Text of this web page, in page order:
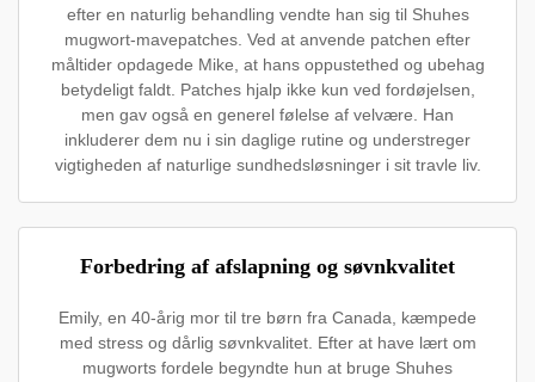
efter en naturlig behandling vendte han sig til Shuhes
mugwort-mavepatches. Ved at anvende patchen efter
måltider opdagede Mike, at hans oppustethed og ubehag
betydeligt faldt. Patches hjalp ikke kun ved fordøjelsen,
men gav også en generel følelse af velvære. Han
inkluderer dem nu i sin daglige rutine og understreger
vigtigheden af naturlige sundhedsløsninger i sit travle liv.
Forbedring af afslapning og søvnkvalitet
Emily, en 40-årig mor til tre børn fra Canada, kæmpede
med stress og dårlig søvnkvalitet. Efter at have lært om
mugworts fordele begyndte hun at bruge Shuhes